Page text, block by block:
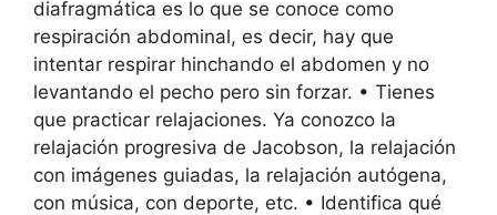
diafragmática es lo que se conoce como
respiración abdominal, es decir, hay que
intentar respirar hinchando el abdomen y no
levantando el pecho pero sin forzar. • Tienes
que practicar relajaciones. Ya conozco la
relajación progresiva de Jacobson, la relajación
con imágenes guiadas, la relajación autógena,
con música, con deporte, etc. • Identifica qué